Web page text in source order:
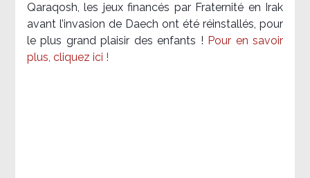
Qaraqosh, les jeux financés par Fraternité en Irak​
avant l’invasion de Daech ont été réinstallés, pour
le plus grand plaisir des enfants ! Pour en savoir
plus, cliquez ici !